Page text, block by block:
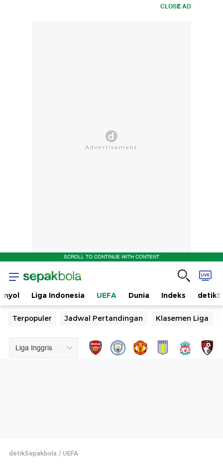
CLOSE AD
SCROLL TO CONTINUE WITH CONTENT
Liga Indonesia UEFA Dunia Indeks
Terpopuler Jadwal Pertandingan Klasemen Liga
detikSepakbola UEFA